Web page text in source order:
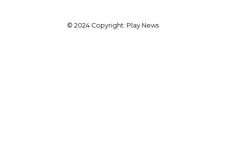
© 2024 Copyright: Play News